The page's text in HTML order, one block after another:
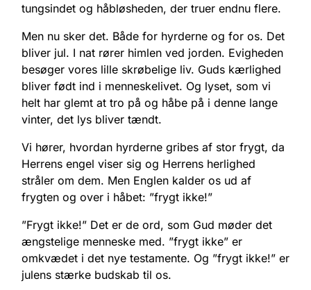
tungsindet og håbløsheden, der truer endnu flere.
Men nu sker det. Både for hyrderne og for os. Det
bliver jul. I nat rører himlen ved jorden. Evigheden
besøger vores lille skrøbelige liv. Guds kærlighed
bliver født ind i menneskelivet. Og lyset, som vi
helt har glemt at tro på og håbe på i denne lange
vinter, det lys bliver tændt.
Vi hører, hvordan hyrderne gribes af stor frygt, da
Herrens engel viser sig og Herrens herlighed
stråler om dem. Men Englen kalder os ud af
frygten og over i håbet: ”frygt ikke!”
”Frygt ikke!” Det er de ord, som Gud møder det
ængstelige menneske med. ”frygt ikke” er
omkvædet i det nye testamente. Og ”frygt ikke!” er
julens stærke budskab til os.